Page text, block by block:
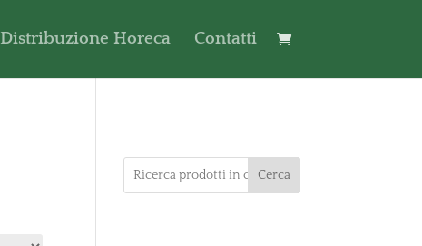
Distribuzione Horeca Contatti
Cerca